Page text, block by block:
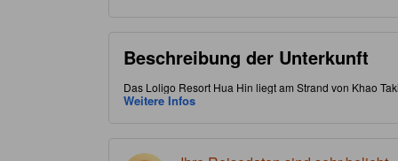
Beschreibung der Unterkunft
Das Loligo Resort Hua Hin liegt am Strand von Khao
Spaziergang vom Tamarind Market. Das Bluport Hua
Weitere Infos